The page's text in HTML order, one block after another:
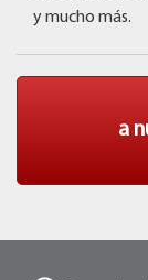
y mucho más.
a